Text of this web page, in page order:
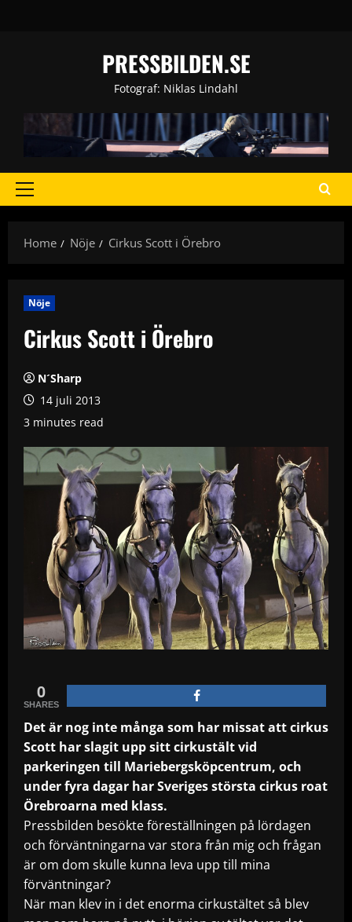
PRESSBILDEN.SE
Fotograf: Niklas Lindahl
Primary
Home
Nöje Cirkus Scott i Örebro
Nöje
Cirkus Scott i Örebro
N´Sharp
14 juli 2013
3 minutes read
0
SHARES
Det är nog inte många som har missat att cirkus
Scott har slagit upp sitt cirkustält vid
parkeringen till Mariebergsköpcentrum, och
under fyra dagar har Sveriges största cirkus roat
Örebroarna med klass.
Pressbilden besökte föreställningen på lördagen
och förväntningarna var stora från mig och frågan
är om dom skulle kunna leva upp till mina
förväntningar?
När man klev in i det enorma cirkustältet så blev